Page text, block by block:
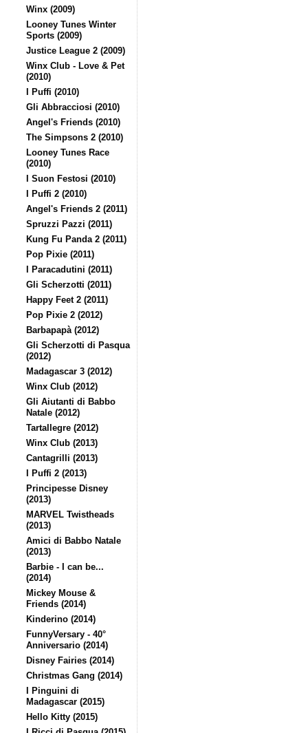
Winx (2009)
Looney Tunes Winter
Sports (2009)
Justice League 2 (2009)
Winx Club - Love & Pet
(2010)
I Puffi (2010)
Gli Abbracciosi (2010)
Angel's Friends (2010)
The Simpsons 2 (2010)
Looney Tunes Race
(2010)
I Suon Festosi (2010)
I Puffi 2 (2010)
Angel's Friends 2 (2011)
Spruzzi Pazzi (2011)
Kung Fu Panda 2 (2011)
Pop Pixie (2011)
I Paracadutini (2011)
Gli Scherzotti (2011)
Happy Feet 2 (2011)
Pop Pixie 2 (2012)
Barbapapà (2012)
Gli Scherzotti di Pasqua
(2012)
Madagascar 3 (2012)
Winx Club (2012)
Gli Aiutanti di Babbo
Natale (2012)
Tartallegre (2012)
Winx Club (2013)
Cantagrilli (2013)
I Puffi 2 (2013)
Principesse Disney
(2013)
MARVEL Twistheads
(2013)
Amici di Babbo Natale
(2013)
Barbie - I can be...
(2014)
Mickey Mouse &
Friends (2014)
Kinderino (2014)
FunnyVersary - 40°
Anniversario (2014)
Disney Fairies (2014)
Christmas Gang (2014)
I Pinguini di
Madagascar (2015)
Hello Kitty (2015)